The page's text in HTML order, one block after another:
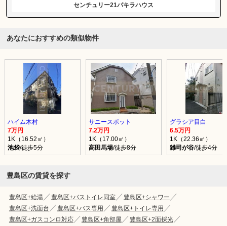
センチュリー21パキラハウス
あなたにおすすめの類似物件
ハイム木村
7万円
1K（16.52㎡）
池袋/徒歩5分
サニースポット
7.2万円
1K（17.00㎡）
高田馬場/徒歩8分
グラシア目白
6.5万円
1K（22.36㎡）
雑司が谷/徒歩4分
豊島区の賃貸を探す
豊島区+給湯 豊島区+バストイレ同室
豊島区+シャワー
豊島区+洗面台
豊島区+バス専用
豊島区+トイレ専用
豊島区+ガスコンロ対応
豊島区+角部屋
豊島区+2面採光